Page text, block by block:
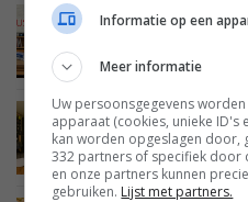
MUSIC EMOTION
MUSIC EMOTION
Report: Devialet
Music is Magic –
Informatie op een
Meer informatie
Uw persoonsgegevens
apparaat (cookies, unieke ID's
kan worden opgeslagen
332 partners of specifiek door
en onze partners kunnen
gebruiken. Lijst met partners.